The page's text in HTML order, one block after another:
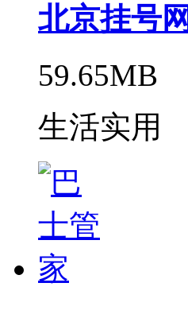
北京挂号网
59.65MB
生活实用